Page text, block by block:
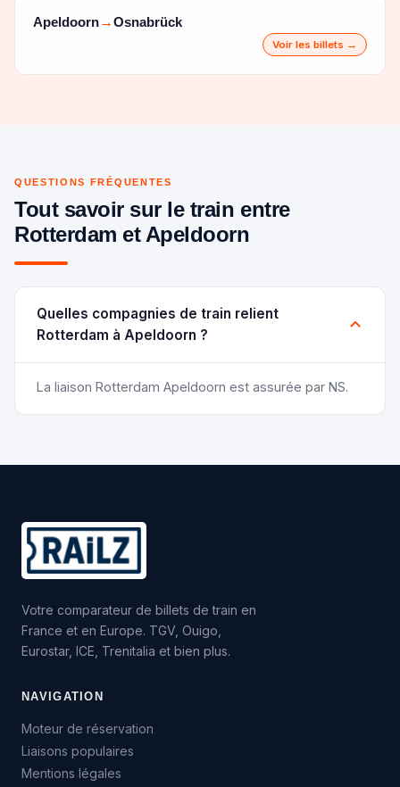
Apeldoorn→Osnabrück
Voir les billets →
QUESTIONS FRÉQUENTES
Tout savoir sur le train entre
Rotterdam et Apeldoorn
Quelles compagnies de train relient
Rotterdam à Apeldoorn ?
La liaison Rotterdam Apeldoorn est assurée par NS.
Votre comparateur de billets de train en
France et en Europe. TGV, Ouigo,
Eurostar, ICE, Trenitalia et bien plus.
NAVIGATION
Moteur de réservation
Liaisons populaires
Mentions légales